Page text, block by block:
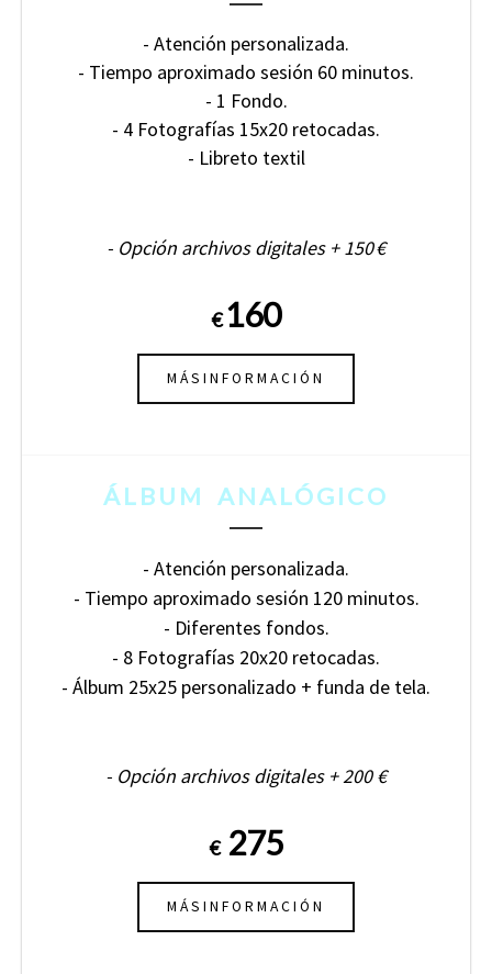
- Atención personalizada.
- Tiempo aproximado sesión 60 minutos.
- 1 Fondo.
- 4 Fotografías 15x20 retocadas.
- Libreto textil
- Opción archivos digitales + 150 €
€160
MÁSINFORMACIÓN
ÁLBUM ANALÓGICO
- Atención personalizada.
- Tiempo aproximado sesión 120 minutos.
- Diferentes fondos.
- 8 Fotografías 20x20 retocadas.
- Álbum 25x25 personalizado + funda de tela.
- Opción archivos digitales + 200 €
€ 275
MÁSINFORMACIÓN